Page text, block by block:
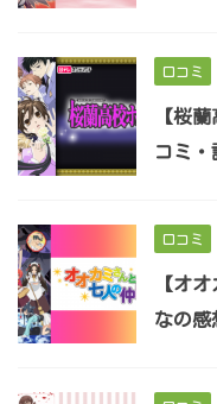
口コミ
【桜
コミ・
口コミ
【オ
なの感